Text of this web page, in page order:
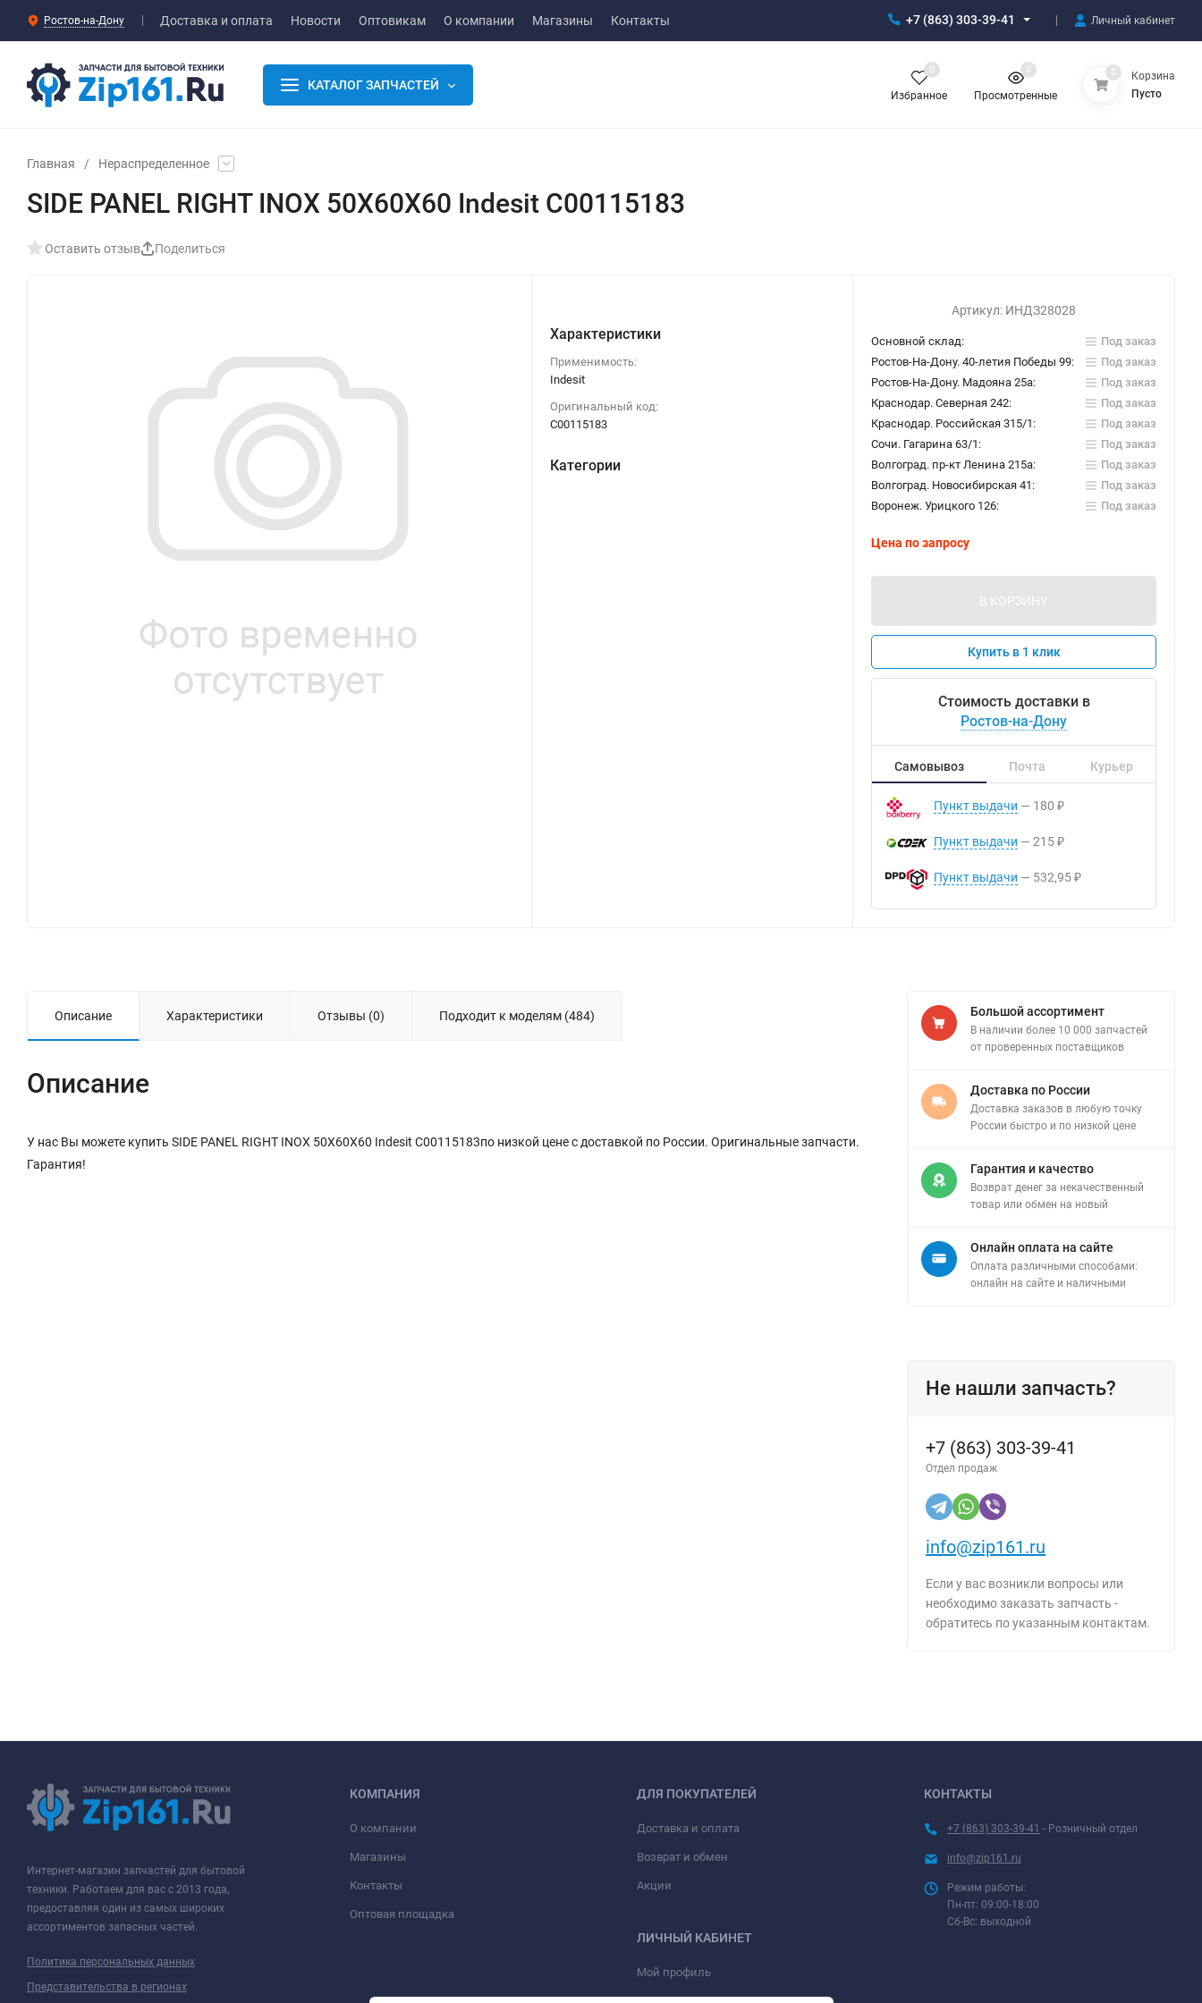
Ростов-на-Дону Доставка и оплата Новости Оптовикам О компании Магазины Контакты +7 (863) 303-39-41 Личный кабинет
КАТАЛОГ ЗАПЧАСТЕЙ
Избранное
0
Просмотренные
0 0
Корзина
Пусто
Главная / Нераспределенное
SIDE PANEL RIGHT INOX 50X60X60 Indesit C00115183
Оставить отзыв Поделиться
Характеристики
Применимость:
Indesit
Оригинальный код:
C00115183
Категории
Артикул: ИНДЗ28028
Основной склад:
Под заказ
Ростов-На-Дону. 40-летия Победы 99:
Под заказ
Ростов-На-Дону. Мадояна 25а:
Под заказ
Краснодар. Северная 242:
Под заказ
Краснодар. Российская 315/1:
Под заказ
Сочи. Гагарина 63/1:
Под заказ
Волгоград. пр-кт Ленина 215а:
Под заказ
Волгоград. Новосибирская 41:
Под заказ
Воронеж. Урицкого 126:
Под заказ
Цена по запросу
В КОРЗИНУ
Купить в 1 клик
Стоимость доставки в
Ростов-на-Дону
Самовывоз Почта Курьер
Пункт выдачи 180 ₽
Пункт выдачи 215 ₽
Пункт выдачи 532,95 ₽
Описание Характеристики Отзывы (0) Подходит к моделям (484)
Описание
У нас Вы можете купить SIDE PANEL RIGHT INOX 50X60X60 Indesit C00115183по низкой цене с доставкой по России. Оригинальные запчасти.
Гарантия!
Большой ассортимент
В наличии более 10 000 запчастей
от проверенных поставщиков
Доставка по России
Доставка заказов в любую точку
России быстро и по низкой цене
Гарантия и качество
Возврат денег за некачественный
товар или обмен на новый
Онлайн оплата на сайте
Оплата различными способами:
онлайн на сайте и наличными
Не нашли запчасть?
+7 (863) 303-39-41
Отдел продаж
info@zip161.ru
Если у вас возникли вопросы или
необходимо заказать запчасть -
обратитесь по указанным контактам.
Интернет-магазин запчастей для бытовой
техники. Работаем для вас с 2013 года,
предоставляя один из самых широких
ассортиментов запасных частей.
Политика персональных данных
Представительства в регионах
КОМПАНИЯ
О компании
Магазины
Контакты
Оптовая площадка
ДЛЯ ПОКУПАТЕЛЕЙ
Доставка и оплата
Возврат и обмен
Акции
ЛИЧНЫЙ КАБИНЕТ
Мой профиль
КОНТАКТЫ
+7 (863) 303-39-41 - Розничный отдел
info@zip161.ru
Режим работы:
Пн-пт: 09:00-18:00
Сб-Вс: выходной